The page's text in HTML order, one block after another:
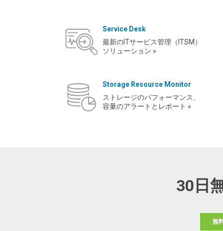
Service Desk
最新のITサービス管理（ITSM）
ソリューション »
Storage Resource Monitor
ストレージのパフォーマンス、
容量のアラートとレポート »
30日
無